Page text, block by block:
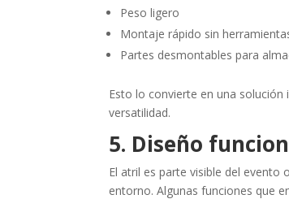
Peso ligero
Montaje rápido sin
Partes desmontables para
Esto lo convierte en una
versatilidad.
5. Diseño
El atril es parte visible del
entorno. Algunas funciones que